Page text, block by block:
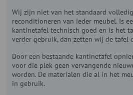
Wij zijn niet van het standaard
reconditioneren van ieder meubel. Is
kantinetafel technisch goed en is het
verder gebruik, dan zetten wij de tafel
Door een bestaande kantinetafel
voor die plek geen vervangende
worden. De materialen die al in het
in gebruik.